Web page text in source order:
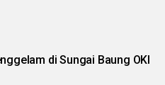
di Sungai Baung OKI